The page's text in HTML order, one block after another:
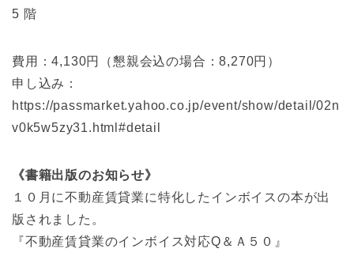
5 階
費用：4,130円（懇親会込の場合：8,270円）
申し込み：
https://passmarket.yahoo.co.jp/event/show/detail/02n
v0k5w5zy31.html#detail
《書籍出版のお知らせ》
１０月に不動産賃貸業に特化したインボイスの本が出
版されました。
『不動産賃貸業のインボイス対応Q＆Ａ５０』